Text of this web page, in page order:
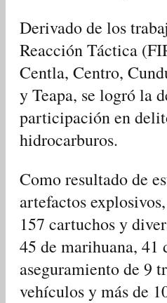
Derivado de los
Reacción Táctica
Centla, Centro,
y Teapa, se logró la
participación en
hidrocarburos.
Como resultado de
artefactos
157 cartuchos y
45 de marihuana,
aseguramiento de 9
vehículos y más de